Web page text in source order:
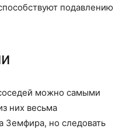
подавлению
можно самыми
них весьма
Земфира, но следовать